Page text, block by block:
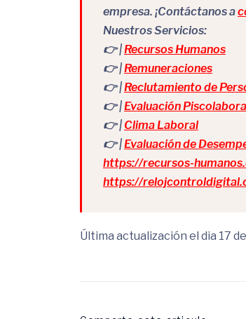
empresa. ¡Contáctanos a
Nuestros Servicios:
👉 |Recursos Humanos
👉 |Remuneraciones
👉 |Reclutamiento de
👉 |Evaluación
👉 | Clima Laboral
👉 |Evaluación de
https://recursos-
https://
Última actualización el dia 17